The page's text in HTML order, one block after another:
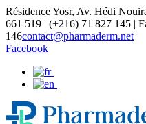
Résidence Yosr, Av. Hédi
661 519 | (+216) 71 827 145 |
146contact@pharmaderm.net
Facebook